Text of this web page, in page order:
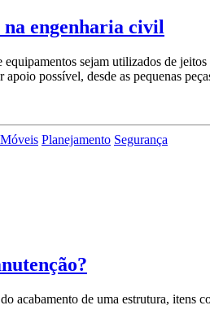
engenharia civil
sejam utilizados de
possível, desde as pequenas
Móveis Planejamento Segurança
acabamento de uma estrutura, itens